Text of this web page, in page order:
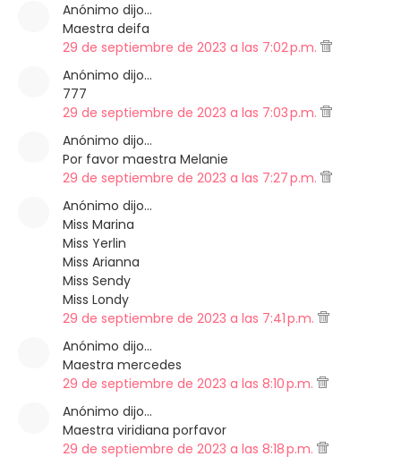
Anónimo dijo…
Maestra deifa
29 de septiembre de 2023 a las 7:02 p.m.
Anónimo dijo…
777
29 de septiembre de 2023 a las 7:03 p.m.
Anónimo dijo…
Por favor maestra Melanie
29 de septiembre de 2023 a las 7:27 p.m.
Anónimo dijo…
Miss Marina
Miss Yerlin
Miss Arianna
Miss Sendy
Miss Londy
29 de septiembre de 2023 a las 7:41 p.m.
Anónimo dijo…
Maestra mercedes
29 de septiembre de 2023 a las 8:10 p.m.
Anónimo dijo…
Maestra viridiana porfavor
29 de septiembre de 2023 a las 8:18 p.m.